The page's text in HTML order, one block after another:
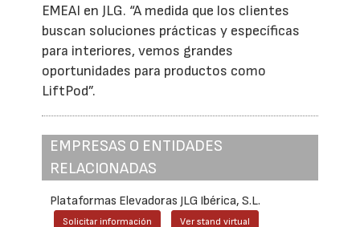
EMEAI en JLG. “A medida que los clientes
buscan soluciones prácticas y específicas
para interiores, vemos grandes
oportunidades para productos como
LiftPod”.
EMPRESAS O ENTIDADES
RELACIONADAS
Plataformas Elevadoras JLG Ibérica, S.L.
Solicitar información Ver stand virtual